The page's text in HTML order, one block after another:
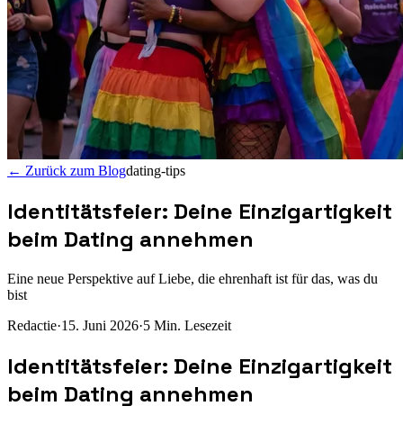
← Zurück zum Blogdating-tips
Identitätsfeier: Deine Einzigartigkeit
beim Dating annehmen
Eine neue Perspektive auf Liebe, die ehrenhaft ist für das, was du
bist
Redactie·15. Juni 2026·5 Min. Lesezeit
Identitätsfeier: Deine Einzigartigkeit
beim Dating annehmen